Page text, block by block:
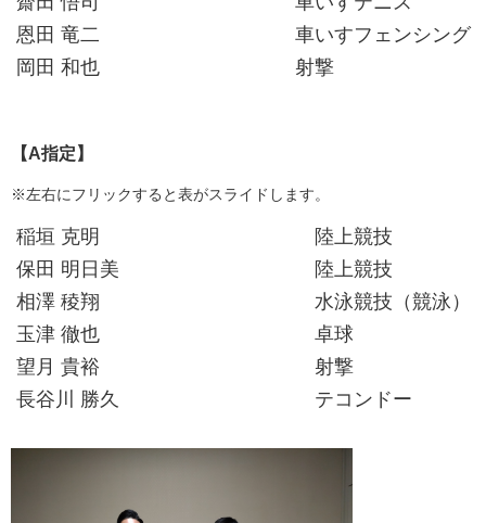
恩田 竜二
車いすフェンシング
岡田 和也
射撃
【A指定】
※左右にフリックすると表がスライドします。
稲垣 克明
陸上競技
保田 明日美
陸上競技
相澤 稜翔
水泳競技（競泳）
玉津 徹也
卓球
望月 貴裕
射撃
長谷川 勝久
テコンドー